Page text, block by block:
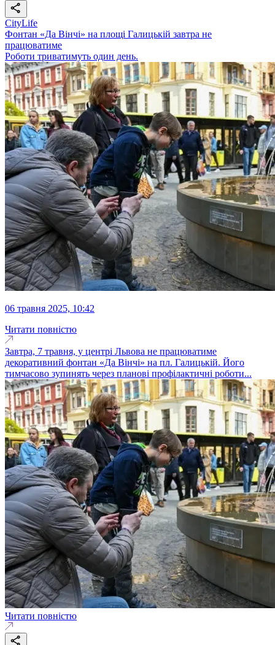
CityLife
Фонтан «Да Вінчі» на площі Галицькій завтра не
працюватиме
Роботи триватимуть один день.
06 травня 2025, 10:42
Читати повністю
Завтра, 7 травня, у центрі Львова не працюватиме
декоративний фонтан «Да Вінчі» на пл. Галицькій. Його
тимчасово зупинять через планові профілактичні роботи...
Читати повністю